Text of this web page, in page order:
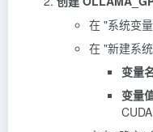
在 "系统变
在 "新建系
变量名
变量值